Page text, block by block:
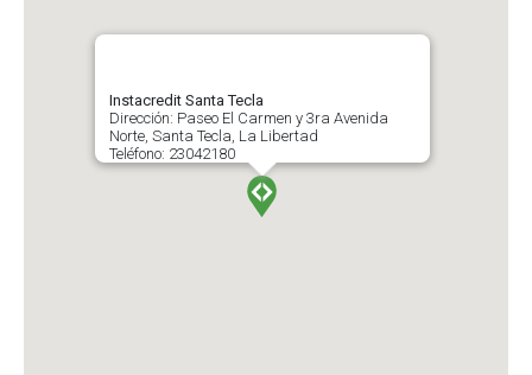
Instacredit Santa Tecla
Dirección: Paseo El Carmen y 3ra Avenida
Norte, Santa Tecla, La Libertad
Teléfono: 23042180